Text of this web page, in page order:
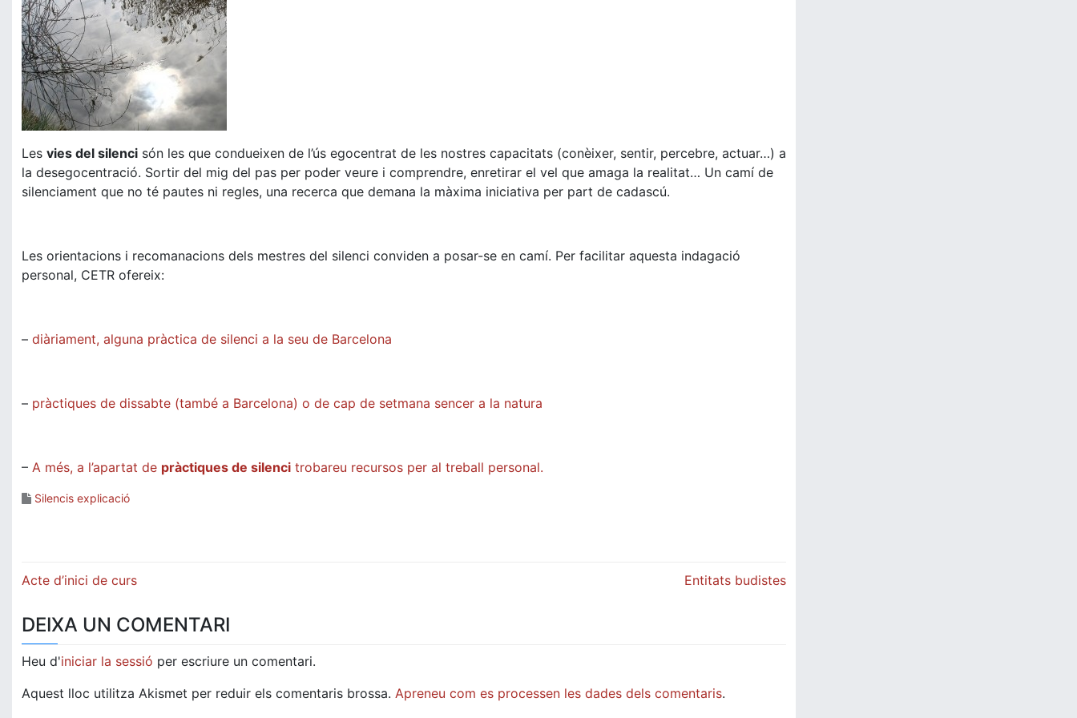
Les vies del silenci són les que condueixen de l’ús egocentrat de les nostres capacitats (conèixer, sentir, percebre, actuar…) a
la desegocentració. Sortir del mig del pas per poder veure i comprendre, enretirar el vel que amaga la realitat… Un camí de
silenciament que no té pautes ni regles, una recerca que demana la màxima iniciativa per part de cadascú.
Les orientacions i recomanacions dels mestres del silenci conviden a posar-se en camí. Per facilitar aquesta indagació
personal, CETR ofereix:
– diàriament, alguna pràctica de silenci a la seu de Barcelona
– pràctiques de dissabte (també a Barcelona) o de cap de setmana sencer a la natura
– A més, a l’apartat de pràctiques de silenci trobareu recursos per al treball personal.
Silencis explicació
Navegació
Acte d’inici de curs Entitats budistes
DEIXA UN COMENTARI
Heu d'iniciar la sessió per escriure un comentari.
Aquest lloc utilitza Akismet per reduir els comentaris brossa. Apreneu com es processen les dades dels comentaris.